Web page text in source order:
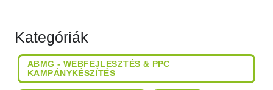
Kategóriák
ABMG - WEBFEJLESZTÉS & PPC
KAMPÁNYKÉSZÍTÉS